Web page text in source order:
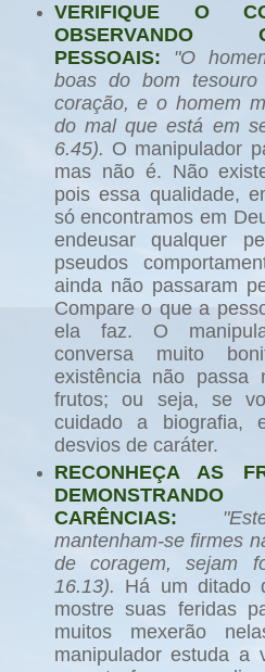
VERIFIQUE O
OBSERVANDO
PESSOAIS:
"O
boas do bom
coração, e o homem
do mal que está em
6.45). O manipulador
mas não é. Não
pois essa qualidade,
só encontramos em
endeusar qualquer
pseudos
ainda não passaram
Compare o que a
ela faz. O
conversa muito
existência não passa
frutos; ou seja, se
cuidado a biografia,
desvios de caráter.
RECONHEÇA AS
CARÊNCIAS:
mantenham-se firmes
de coragem, sejam
16.13). Há um ditado
mostre suas feridas
muitos mexerão
manipulador estuda a